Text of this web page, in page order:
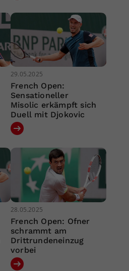
29.05.2025
French Open:
Sensationeller
Misolic erkämpft sich
Duell mit Djokovic
28.05.2025
French Open: Ofner
schrammt am
Drittrundeneinzug
vorbei